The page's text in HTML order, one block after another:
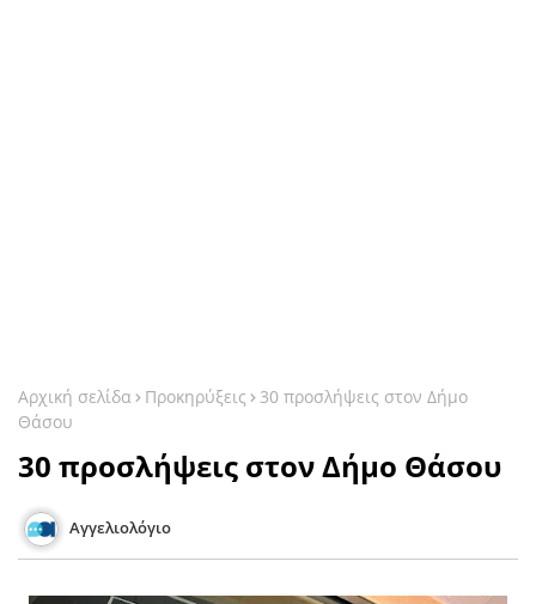
Αρχική σελίδα Προκηρύξεις
30 προσλήψεις στον Δήμο
Θάσου
30 προσλήψεις στον Δήμο Θάσου
Αγγελιολόγιο